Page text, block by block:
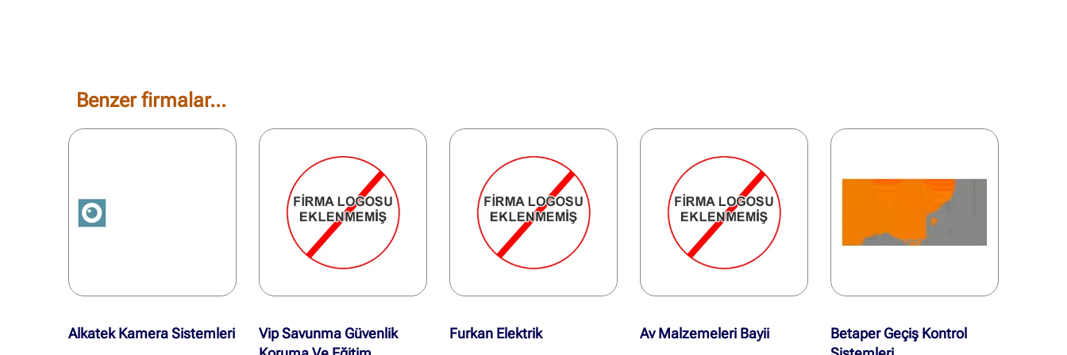
Benzer firmalar...
Alkatek Kamera Sistemleri
Vip Savunma Güvenlik
Furkan Elektrik Av Malzemeleri Bayii
Betaper Geçiş Kontrol